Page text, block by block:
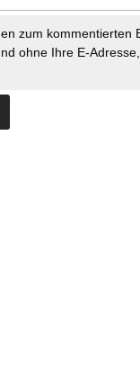
zum kommentierten
ohne Ihre E-